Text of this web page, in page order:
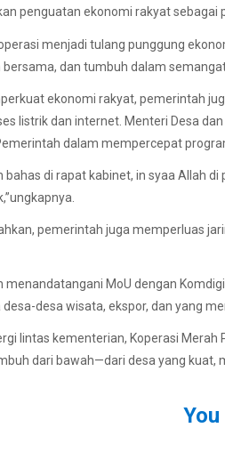
penguatan ekonomi rakyat sebagai
menjadi tulang punggung
dan tumbuh dalam
ekonomi rakyat, pemerintah
listrik dan internet. Menteri Desa
dalam mempercepat
bahas di rapat kabinet, in syaa Allah
pemerintah juga memperluas
menandatangani MoU dengan
desa wisata, ekspor, dan yang
lintas kementerian, Koperasi
dari bawah—dari desa yang kuat,